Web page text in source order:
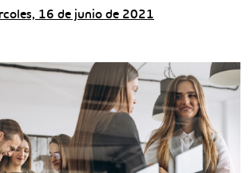
16 de junio de 2021